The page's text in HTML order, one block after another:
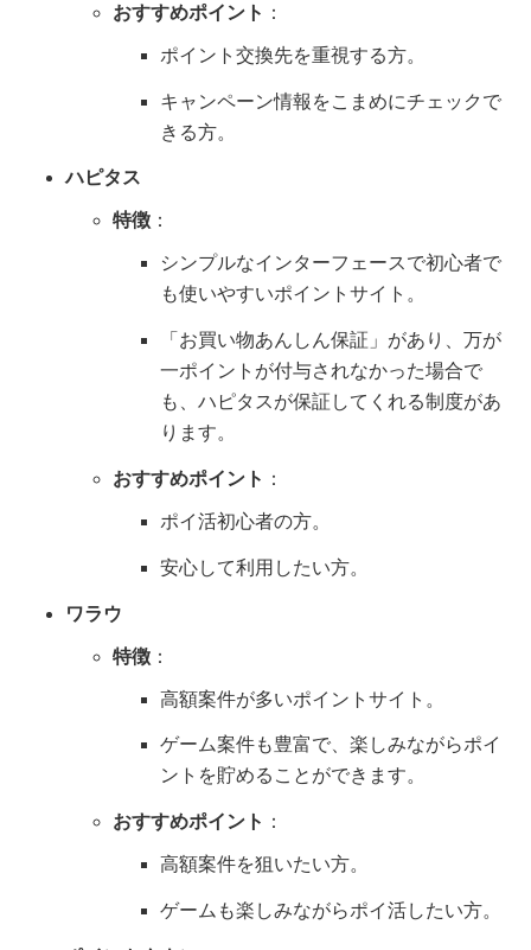
おすすめポイント ：
ポイント交換先を重視する方。
キャンペーン情報をこまめにチェックで
きる方。
ハピタス
特徴 ：
シンプルなインターフェースで初心者で
も使いやすいポイントサイト。
「お買い物あんしん保証」があり、万が
一ポイントが付与されなかった場合で
も、ハピタスが保証してくれる制度があ
ります。
おすすめポイント ：
ポイ活初心者の方。
安心して利用したい方。
ワラウ
特徴 ：
高額案件が多いポイントサイト。
ゲーム案件も豊富で、楽しみながらポイ
ントを貯めることができます。
おすすめポイント ：
高額案件を狙いたい方。
ゲームも楽しみながらポイ活したい方。